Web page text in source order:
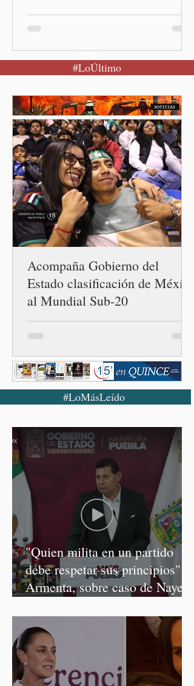
pública heredada del Museo
Internacional del Barroco
del erario en los gobiernos
neoliberales del pasado.
#LoÚltimo
Acompaña Gobierno del
Estado clasificación de México
al Mundial Sub-20
#LoMásLeído
"Quien milita en un partido
debe respetar sus principios":
Armenta, sobre caso de Nayeli